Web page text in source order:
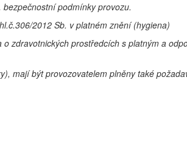
podmínky provozu.
2012 Sb. v platném znění (hygiena)
zdravotnických prostředcích s platným a
být provozovatelem plněny také